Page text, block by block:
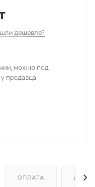
дешевле?
можно под
у продавца
ОПЛАТА